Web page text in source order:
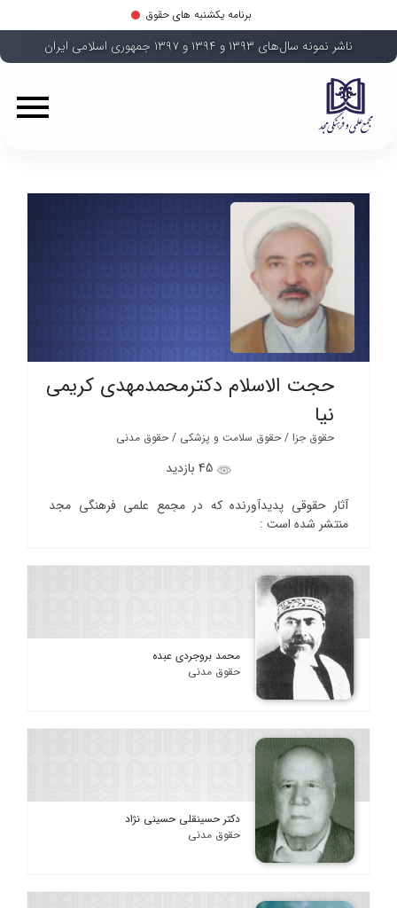
برنامه یکشنبه های حقوق
ناشر نمونه سال‌های ۱۳۹۳ و ۱۳۹۴ و ۱۳۹۷ جمهوری اسلامی ایران
حجت الاسلام دکترمحمدمهدی کریمی
نیا
حقوق جزا / حقوق سلامت و پزشکی / حقوق مدنی
45 بازدید
آثار حقوقی پدیدآورنده که در مجمع علمی فرهنگی مجد
منتشر شده است :
محمد بروجردی عبده
حقوق مدنی
دکتر حسینقلی حسینی نژاد
حقوق مدنی